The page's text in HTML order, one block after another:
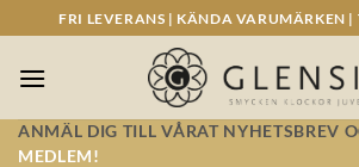
to
content
FRI LEVERANS | KÄNDA VARUMÄRKEN |
ANMÄL DIG TILL VÅRAT NYHETSBREV
MEDLEM!